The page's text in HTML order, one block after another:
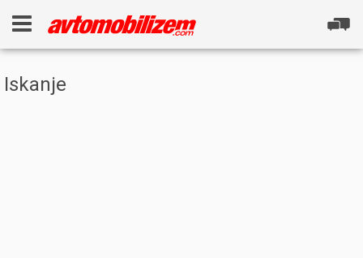
Iskanje